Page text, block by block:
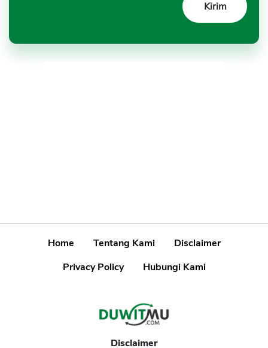
Home Tentang Kami
Disclaimer
Privacy Policy
Hubungi Kami
Disclaimer